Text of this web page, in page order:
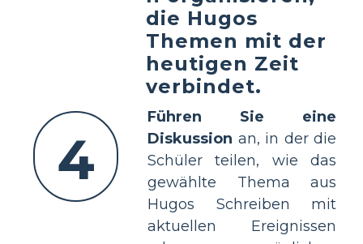
4
die Hugos
Themen mit der
heutigen Zeit
verbindet.
Führen Sie eine
Diskussion an, in der die
Schüler teilen, wie das
gewählte Thema aus
Hugos Schreiben mit
aktuellen Ereignissen